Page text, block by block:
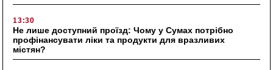
13:30
Не лише доступний проїзд: Чому у Сумах потрібно
профінансувати ліки та продукти для вразливих
містян?